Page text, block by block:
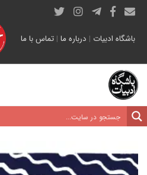
باشگاه ادبیات | درباره ما | تماس با ما